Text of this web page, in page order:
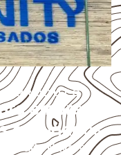
PRODUTO
empresas
e cuidados
Naval é